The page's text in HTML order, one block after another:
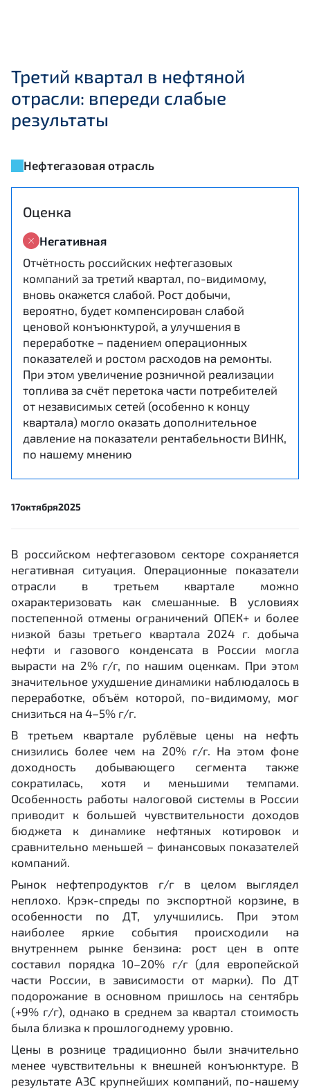
Третий квартал в нефтяной
отрасли: впереди слабые
результаты
Нефтегазовая отрасль
Оценка
Негативная
Отчётность российских нефтегазовых
компаний за третий квартал, по-видимому,
вновь окажется слабой. Рост добычи,
вероятно, будет компенсирован слабой
ценовой конъюнктурой, а улучшения в
переработке – падением операционных
показателей и ростом расходов на ремонты.
При этом увеличение розничной реализации
топлива за счёт перетока части потребителей
от независимых сетей (особенно к концу
квартала) могло оказать дополнительное
давление на показатели рентабельности ВИНК,
по нашему мнению
17октября2025
В российском нефтегазовом секторе сохраняется
негативная ситуация. Операционные показатели
отрасли в третьем квартале можно
охарактеризовать как смешанные. В условиях
постепенной отмены ограничений ОПЕК+ и более
низкой базы третьего квартала 2024 г. добыча
нефти и газового конденсата в России могла
вырасти на 2% г/г, по нашим оценкам. При этом
значительное ухудшение динамики наблюдалось в
переработке, объём которой, по-видимому, мог
снизиться на 4–5% г/г.
В третьем квартале рублёвые цены на нефть
снизились более чем на 20% г/г. На этом фоне
доходность добывающего сегмента также
сократилась, хотя и меньшими темпами.
Особенность работы налоговой системы в России
приводит к большей чувствительности доходов
бюджета к динамике нефтяных котировок и
сравнительно меньшей – финансовых показателей
компаний.
Рынок нефтепродуктов г/г в целом выглядел
неплохо. Крэк-спреды по экспортной корзине, в
особенности по ДТ, улучшились. При этом
наиболее яркие события происходили на
внутреннем рынке бензина: рост цен в опте
составил порядка 10–20% г/г (для европейской
части России, в зависимости от марки). По ДТ
подорожание в основном пришлось на сентябрь
(+9% г/г), однако в среднем за квартал стоимость
была близка к прошлогоднему уровню.
Цены в рознице традиционно были значительно
менее чувствительны к внешней конъюнктуре. В
результате АЗС крупнейших компаний, по-нашему